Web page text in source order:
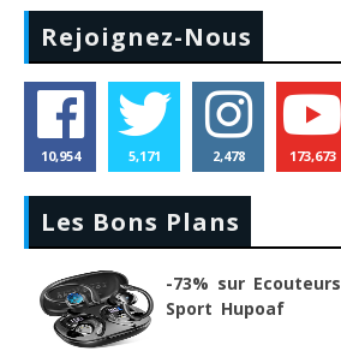
Rejoignez-Nous
10,954 5,171 2,478 173,673
Les Bons Plans
-73% sur
Sport Hupoaf